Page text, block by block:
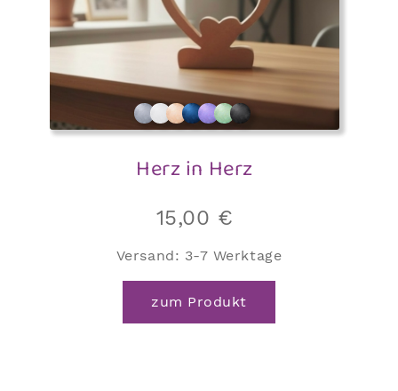
Herz in Herz
15,00 €
Versand: 3-7 Werktage
zum Produkt